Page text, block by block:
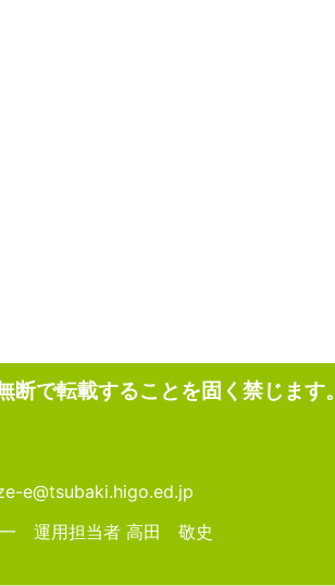
で転載することを固く禁じます。
e@tsubaki.higo.ed.jp
運用担当者 高田 敬史